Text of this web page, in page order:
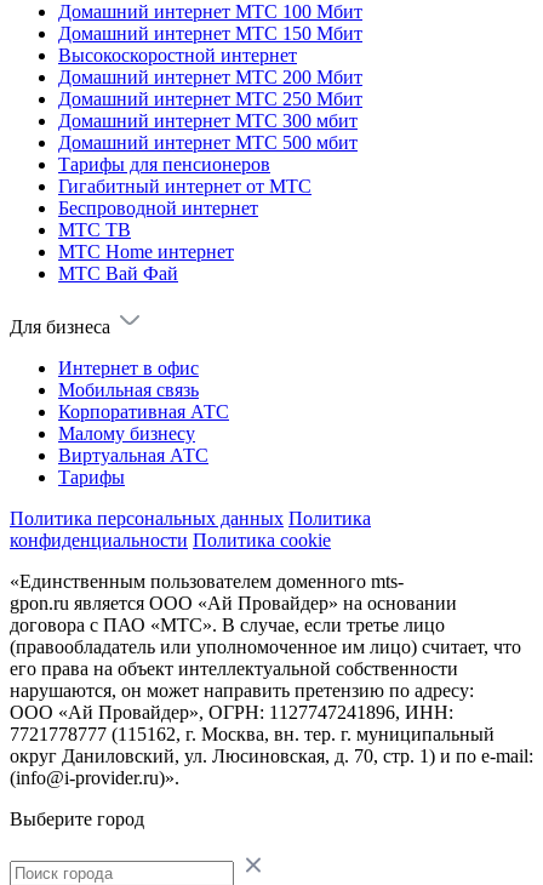
Домашний интернет МТС 100 Мбит
Домашний интернет МТС 150 Мбит
Высокоскоростной интернет
Домашний интернет МТС 200 Мбит
Домашний интернет МТС 250 Мбит
Домашний интернет МТС 300 мбит
Домашний интернет МТС 500 мбит
Тарифы для пенсионеров
Гигабитный интернет от МТС
Беспроводной интернет
МТС ТВ
МТС Home интернет
МТС Вай Фай
Для бизнеса
Интернет в офис
Мобильная связь
Корпоративная АТС
Малому бизнесу
Виртуальная АТС
Тарифы
Политика персональных данных Политика
конфиденциальности Политика cookie
«Единственным пользователем доменного mts-
gpon.ru является ООО «Ай Провайдер» на основании
договора с ПАО «МТС». В случае, если третье лицо
(правообладатель или уполномоченное им лицо) считает, что
его права на объект интеллектуальной собственности
нарушаются, он может направить претензию по адресу:
ООО «Ай Провайдер», ОГРН: 1127747241896, ИНН:
7721778777 (115162, г. Москва, вн. тер. г. муниципальный
округ Даниловский, ул. Люсиновская, д. 70, стр. 1) и по e-mail:
(info@i-provider.ru)».
Выберите город